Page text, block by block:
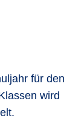
für den
wird